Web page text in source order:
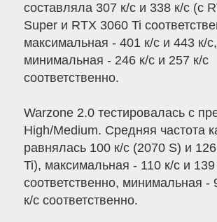
составляла 307 к/с и 338 к/с (с
Super и RTX 3060 Ti
максимальная - 401 к/с и 443 к/с,
минимальная - 246 к/с и 257 к/с
соответственно.
Warzone 2.0 тестировалась с
High/Medium. Средняя частота
равнялась 100 к/с (2070 S) и
Ti), максимальная - 110 к/с и 139
соответственно, минимальная -
к/с соответственно.